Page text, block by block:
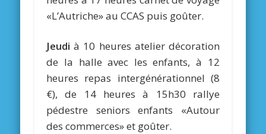
«L’Autriche» au CCAS puis goûter.
Jeudià 10 heures atelier décoration
de la halle avec les enfants, à 12
heures repas intergénérationnel (8
€), de 14 heures à 15h30 rallye
pédestre seniors enfants «Autour
des commerces» et goûter.